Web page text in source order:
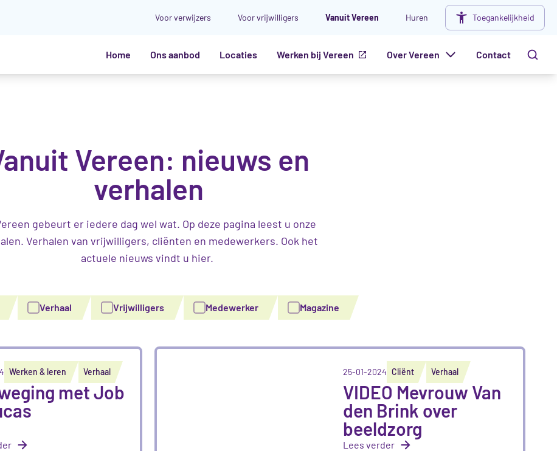
Voor verwijzers Voor vrijwilligers Vanuit Vereen Huren Toegankelijkheid
Home Ons aanbod Locaties Werken bij Vereen Over Vereen Contact
Vereen: nieuws en
verhalen
gebeurt er iedere dag wel wat. Op deze pagina leest u onze
Verhalen van vrijwilligers, cliënten en medewerkers. Ook het
actuele nieuws vindt u hier.
Verhaal Vrijwilligers Medewerker Magazine
met Job
Werken & leren Verhaal
VIDEO Mevrouw Van
den Brink over
beeldzorg
25-01-2024 Cliënt Verhaal
Lees verder